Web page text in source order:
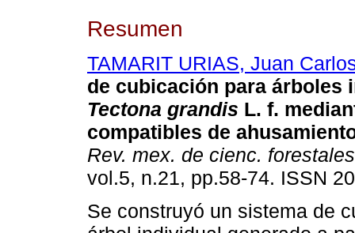
Resumen
TAMARIT URIAS, Juan
de cubicación para árboles
Tectona grandis L. f.
compatibles de
Rev. mex. de cienc. forestales
vol.5, n.21, pp.58-74. ISSN
Se construyó un sistema de